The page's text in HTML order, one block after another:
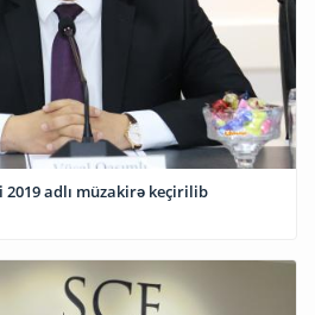
adlı müzakirə keçirilib